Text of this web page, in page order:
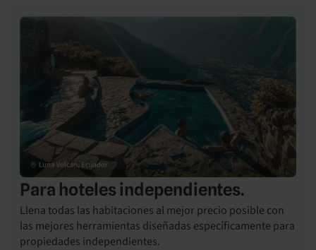
Para hoteles independientes.
Llena todas las habitaciones al mejor precio posible con
las mejores herramientas diseñadas específicamente para
propiedades independientes.